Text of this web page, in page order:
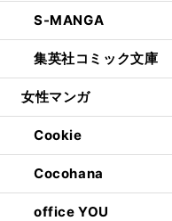
S-MANGA
集英社コミック文庫
女性マンガ
Cookie
Cocohana
office YOU